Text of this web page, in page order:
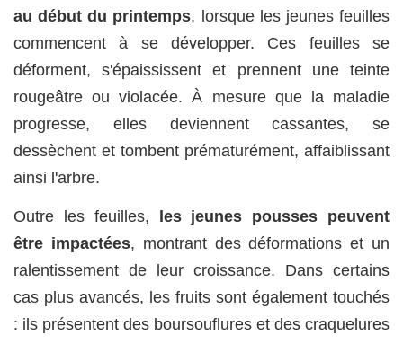
au début du printemps, lorsque les jeunes feuilles
commencent à se développer. Ces feuilles se
déforment, s'épaississent et prennent une teinte
rougeâtre ou violacée. À mesure que la maladie
progresse, elles deviennent cassantes, se
dessèchent et tombent prématurément, affaiblissant
ainsi l'arbre.
Outre les feuilles, les jeunes pousses peuvent
être impactées, montrant des déformations et un
ralentissement de leur croissance. Dans certains
cas plus avancés, les fruits sont également touchés
: ils présentent des boursouflures et des craquelures